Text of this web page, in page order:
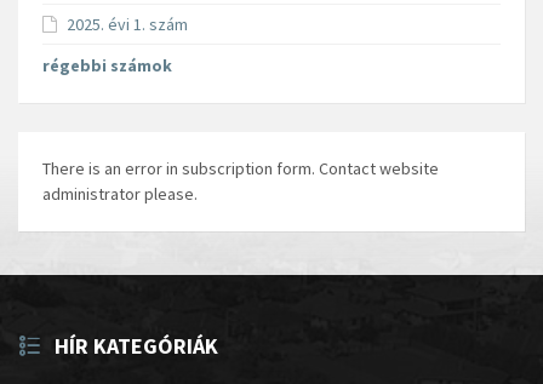
2025. évi 1. szám
régebbi számok
There is an error in subscription form. Contact website
administrator please.
HÍR KATEGÓRIÁK